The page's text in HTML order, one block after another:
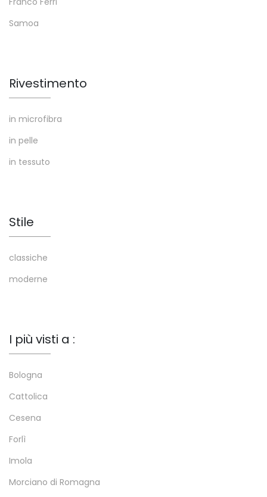
Samoa
Rivestimento
in microfibra
in pelle
in tessuto
Stile
classiche
moderne
I più visti a :
Bologna
Cattolica
Cesena
Forlì
Imola
Morciano di Romagna